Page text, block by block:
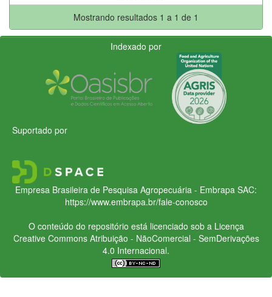
Mostrando resultados 1 a 1 de 1
Indexado por
Suportado por
Empresa Brasileira de Pesquisa Agropecuária - Embrapa SAC:
https://www.embrapa.br/fale-conosco
O conteúdo do repositório está licenciado sob a Licença
Creative CommonsAtribuição - NãoComercial - SemDerivações
4.0 Internacional.